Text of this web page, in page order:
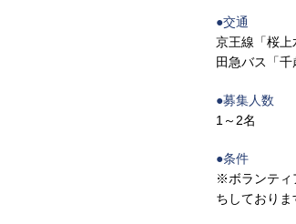
●交通
京王線「桜
田急バス「
●募集人数
1～2名
●条件
※ボランティ
ちしておりま